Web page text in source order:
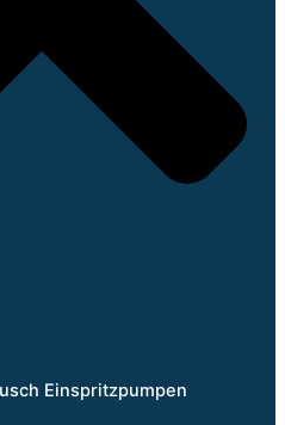
Einspritzpumpen